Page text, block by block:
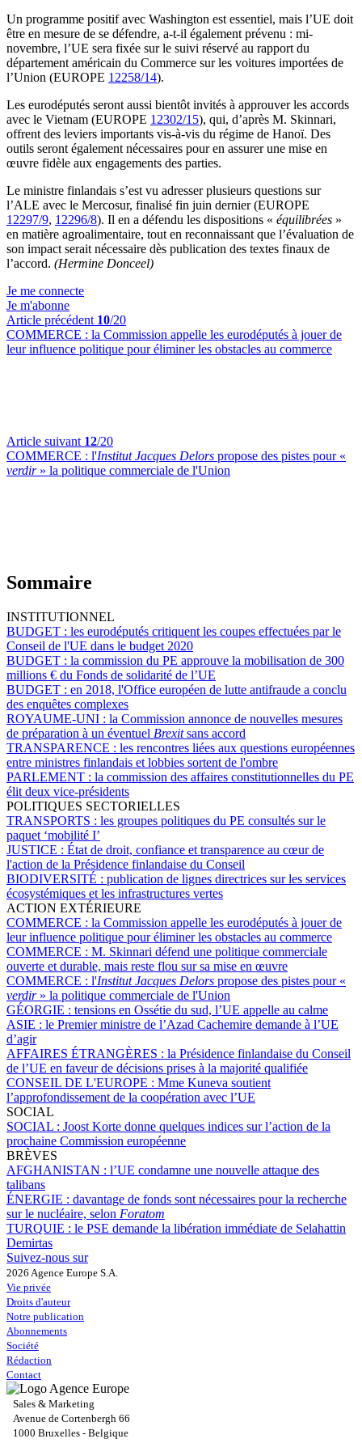
Un programme positif avec Washington est essentiel, mais l’UE doit
être en mesure de se défendre, a-t-il également prévenu : mi-
novembre, l’UE sera fixée sur le suivi réservé au rapport du
département américain du Commerce sur les voitures importées de
l’Union (EUROPE 12258/14).
Les eurodéputés seront aussi bientôt invités à approuver les accords
avec le Vietnam (EUROPE 12302/15), qui, d’après M. Skinnari,
offrent des leviers importants vis-à-vis du régime de Hanoï. Des
outils seront également nécessaires pour en assurer une mise en
œuvre fidèle aux engagements des parties.
Le ministre finlandais s’est vu adresser plusieurs questions sur
l’ALE avec le Mercosur, finalisé fin juin dernier (EUROPE
12297/9, 12296/8). Il en a défendu les dispositions « équilibrées »
en matière agroalimentaire, tout en reconnaissant que l’évaluation de
son impact serait nécessaire dès publication des textes finaux de
l’accord. (Hermine Donceel)
Je me connecte
Je m'abonne
Article précédent 10/20
COMMERCE : la Commission appelle les eurodéputés à jouer de
leur influence politique pour éliminer les obstacles au commerce
Article suivant 12/20
COMMERCE : l'Institut Jacques Delors propose des pistes pour «
verdir » la politique commerciale de l'Union
Sommaire
INSTITUTIONNEL
BUDGET : les eurodéputés critiquent les coupes effectuées par le
Conseil de l'UE dans le budget 2020
BUDGET : la commission du PE approuve la mobilisation de 300
millions € du Fonds de solidarité de l’UE
BUDGET : en 2018, l'Office européen de lutte antifraude a conclu
des enquêtes complexes
ROYAUME-UNI : la Commission annonce de nouvelles mesures
de préparation à un éventuel Brexitsans accord
TRANSPARENCE : les rencontres liées aux questions européennes
entre ministres finlandais et lobbies sortent de l'ombre
PARLEMENT : la commission des affaires constitutionnelles du PE
élit deux vice-présidents
POLITIQUES SECTORIELLES
TRANSPORTS : les groupes politiques du PE consultés sur le
paquet ‘mobilité I’
JUSTICE : État de droit, confiance et transparence au cœur de
l'action de la Présidence finlandaise du Conseil
BIODIVERSITÉ : publication de lignes directrices sur les services
écosystémiques et les infrastructures vertes
ACTION EXTÉRIEURE
COMMERCE : la Commission appelle les eurodéputés à jouer de
leur influence politique pour éliminer les obstacles au commerce
COMMERCE : M. Skinnari défend une politique commerciale
ouverte et durable, mais reste flou sur sa mise en œuvre
COMMERCE : l'Institut Jacques Delors propose des pistes pour «
verdir » la politique commerciale de l'Union
GÉORGIE : tensions en Ossétie du sud, l’UE appelle au calme
ASIE : le Premier ministre de l’Azad Cachemire demande à l’UE
d’agir
AFFAIRES ÉTRANGÈRES : la Présidence finlandaise du Conseil
de l’UE en faveur de décisions prises à la majorité qualifiée
CONSEIL DE L'EUROPE : Mme Kuneva soutient
l’approfondissement de la coopération avec l’UE
SOCIAL
SOCIAL : Joost Korte donne quelques indices sur l’action de la
prochaine Commission européenne
BRÈVES
AFGHANISTAN : l’UE condamne une nouvelle attaque des
talibans
ÉNERGIE : davantage de fonds sont nécessaires pour la recherche
sur le nucléaire, selon Foratom
TURQUIE : le PSE demande la libération immédiate de Selahattin
Demirtas
Suivez-nous sur
2026 Agence Europe S.A.
Vie privée
Droits d'auteur
Notre publication
Abonnements
Société
Rédaction
Contact
Sales & Marketing
Avenue de Cortenbergh 66
1000 Bruxelles - Belgique